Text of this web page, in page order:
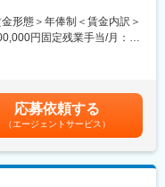
るため、3ヶ月程度の初期研
ため、業界未経験の方でも
。
ネスホテルに宿泊していた
（手術の立会いあり）
形態＞年俸制＜賃金内訳＞
円固定残業手当/月：
経験やスキルを考慮し決定
金額であり、選考を通じて
)は固定手当を含めた表記で
応募依頼する
（エージェントサービス）